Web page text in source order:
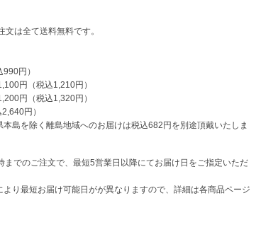
は全て送料無料です。
円）
円（税込1,210円）
円（税込1,320円）
円）
島を除く離島地域へのお届けは税込682円を別途頂戴いたしま
までのご注文で、最短5営業日以降にてお届け日をご指定いただ
より最短お届け可能日がが異なりますので、詳細は各商品ページ